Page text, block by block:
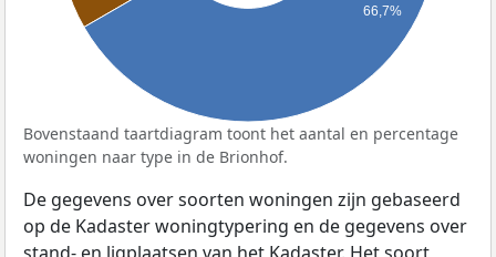
66,7%
Bovenstaand taartdiagram toont het aantal en percentage
woningen naar type in de Brionhof.
De gegevens over soorten woningen zijn gebaseerd
op de Kadaster woningtypering en de gegevens over